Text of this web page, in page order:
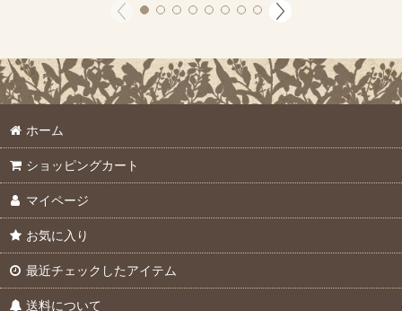
ホーム
ショッピングカート
マイページ
お気に入り
最近チェックしたアイテム
送料について